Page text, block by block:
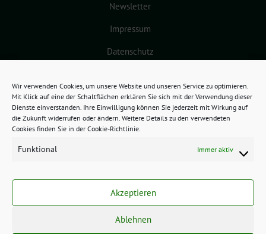
Wir verwenden Cookies, um unsere Website und unseren Service zu optimieren.
Mit Klick auf eine der Schaltflächen erklären Sie sich mit der Verwendung dieser
Dienste einverstanden. Ihre Einwilligung können Sie jederzeit mit Wirkung auf
die Zukunft widerrufen oder ändern. Weitere Details zu den verwendeten
Cookies finden Sie in der Cookie-Richtlinie.
Funktional Immer aktiv
Akzeptieren
Ablehnen
Newsletter
Impressum
Datenschutz
freie grüne Themesunflower‐ ein